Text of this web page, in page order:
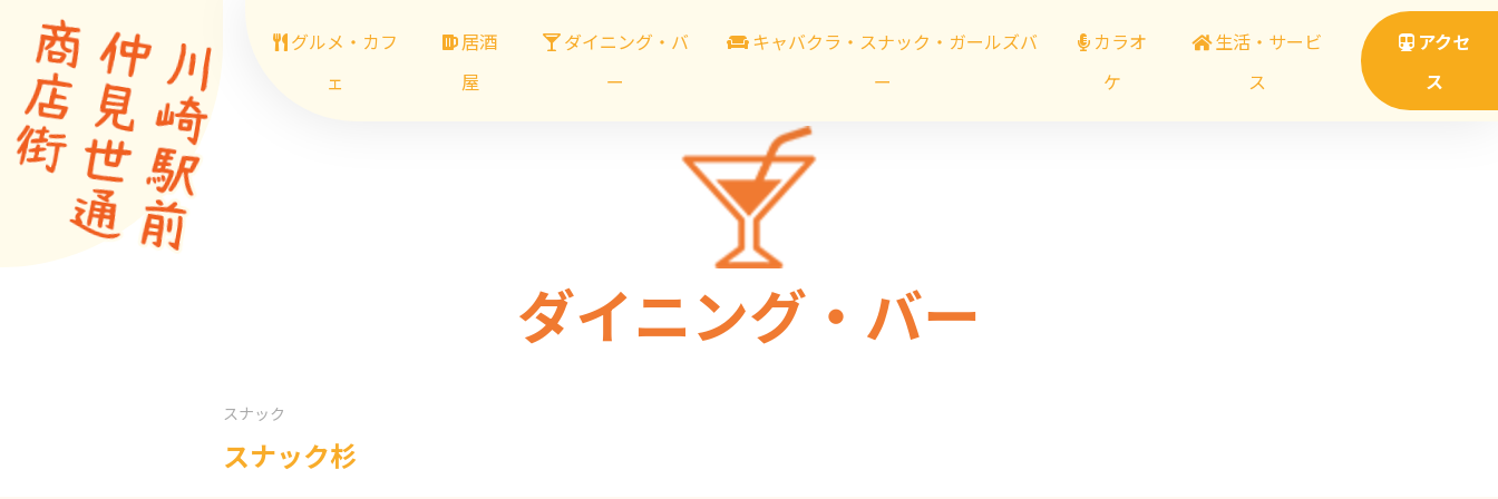
グルメ・カフ
ェ
居酒
屋
ダイニング・バ
ー
キャバクラ・スナック・ガールズバ
ー
カラオ
ケ
生活・サービ
ス
アクセ
ス
ダイニング・バー
スナック
スナック杉